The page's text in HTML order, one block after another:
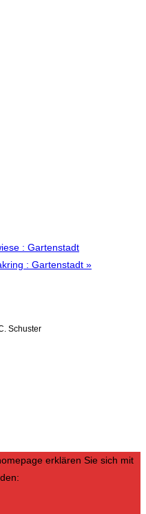
: Gartenstadt
: Gartenstadt »
Schuster
erklären Sie sich mit